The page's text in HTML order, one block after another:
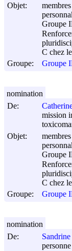
Objet:
Groupe
C chez
Groupe:
Groupe
De:
mission
Objet:
Groupe
C chez
Groupe:
Groupe
nomination
De:
nomination